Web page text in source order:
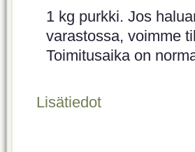
1 kg purkki. Jos
varastossa, voimme
Toimitusaika on
Lisätiedot